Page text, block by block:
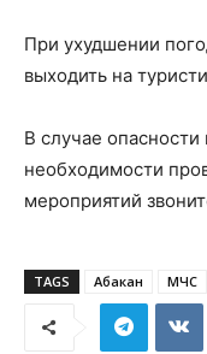
При ухудшении
выходить на
В случае
необходимости
мероприятий
TAGS Абакан МЧС